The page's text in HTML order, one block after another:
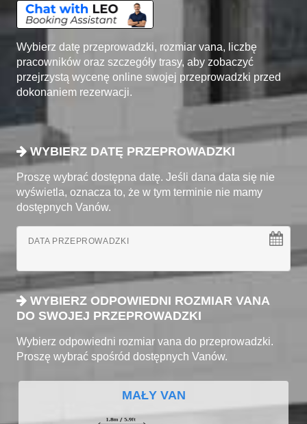
Wybierz datę przeprowadzki, rozmiar vana, liczbę
pracowników oraz szczegóły trasy, aby zobaczyć
przejrzystą wycenę online swojej przeprowadzki przed
dokonaniem rezerwacji.
WYBIERZ DATĘ PRZEPROWADZKI
Proszę wybrać dostępna datę. Jeśli dana data się nie
wyświetla, oznacza to, że w tym terminie nie mamy
dostępnych Vanów.
DATA PRZEPROWADZKI
WYBIERZ ODPOWIEDNI ROZMIAR VANA
DO SWOJEJ PRZEPROWADZKI
Wybierz odpowiedni rozmiar vana do przeprowadzki.
Proszę wybrać spośród dostępnych Vanów.
MAŁY VAN